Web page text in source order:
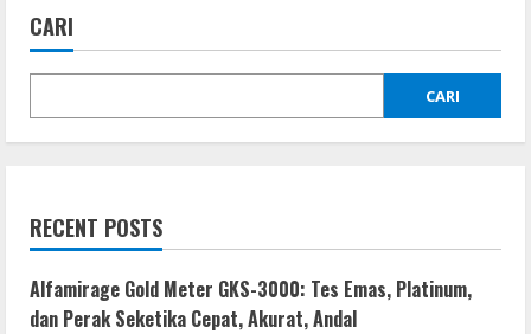
CARI
CARI
RECENT POSTS
Alfamirage Gold Meter GKS-3000: Tes Emas, Platinum,
dan Perak Seketika Cepat, Akurat, Andal